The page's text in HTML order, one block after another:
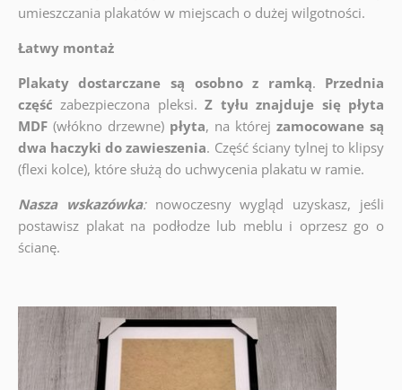
umieszczania plakatów w miejscach o dużej wilgotności.
Łatwy montaż
Plakaty dostarczane są osobno z ramką. Przednia
część zabezpieczona pleksi. Z tyłu znajduje się płyta
MDF (włókno drzewne) płyta, na której zamocowane są
dwa haczyki do zawieszenia. Część ściany tylnej to klipsy
(flexi kolce), które służą do uchwycenia plakatu w ramie.
Nasza wskazówka:nowoczesny wygląd uzyskasz, jeśli
postawisz plakat na podłodze lub meblu i oprzesz go o
ścianę.